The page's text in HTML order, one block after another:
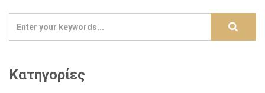
Κατηγορίες